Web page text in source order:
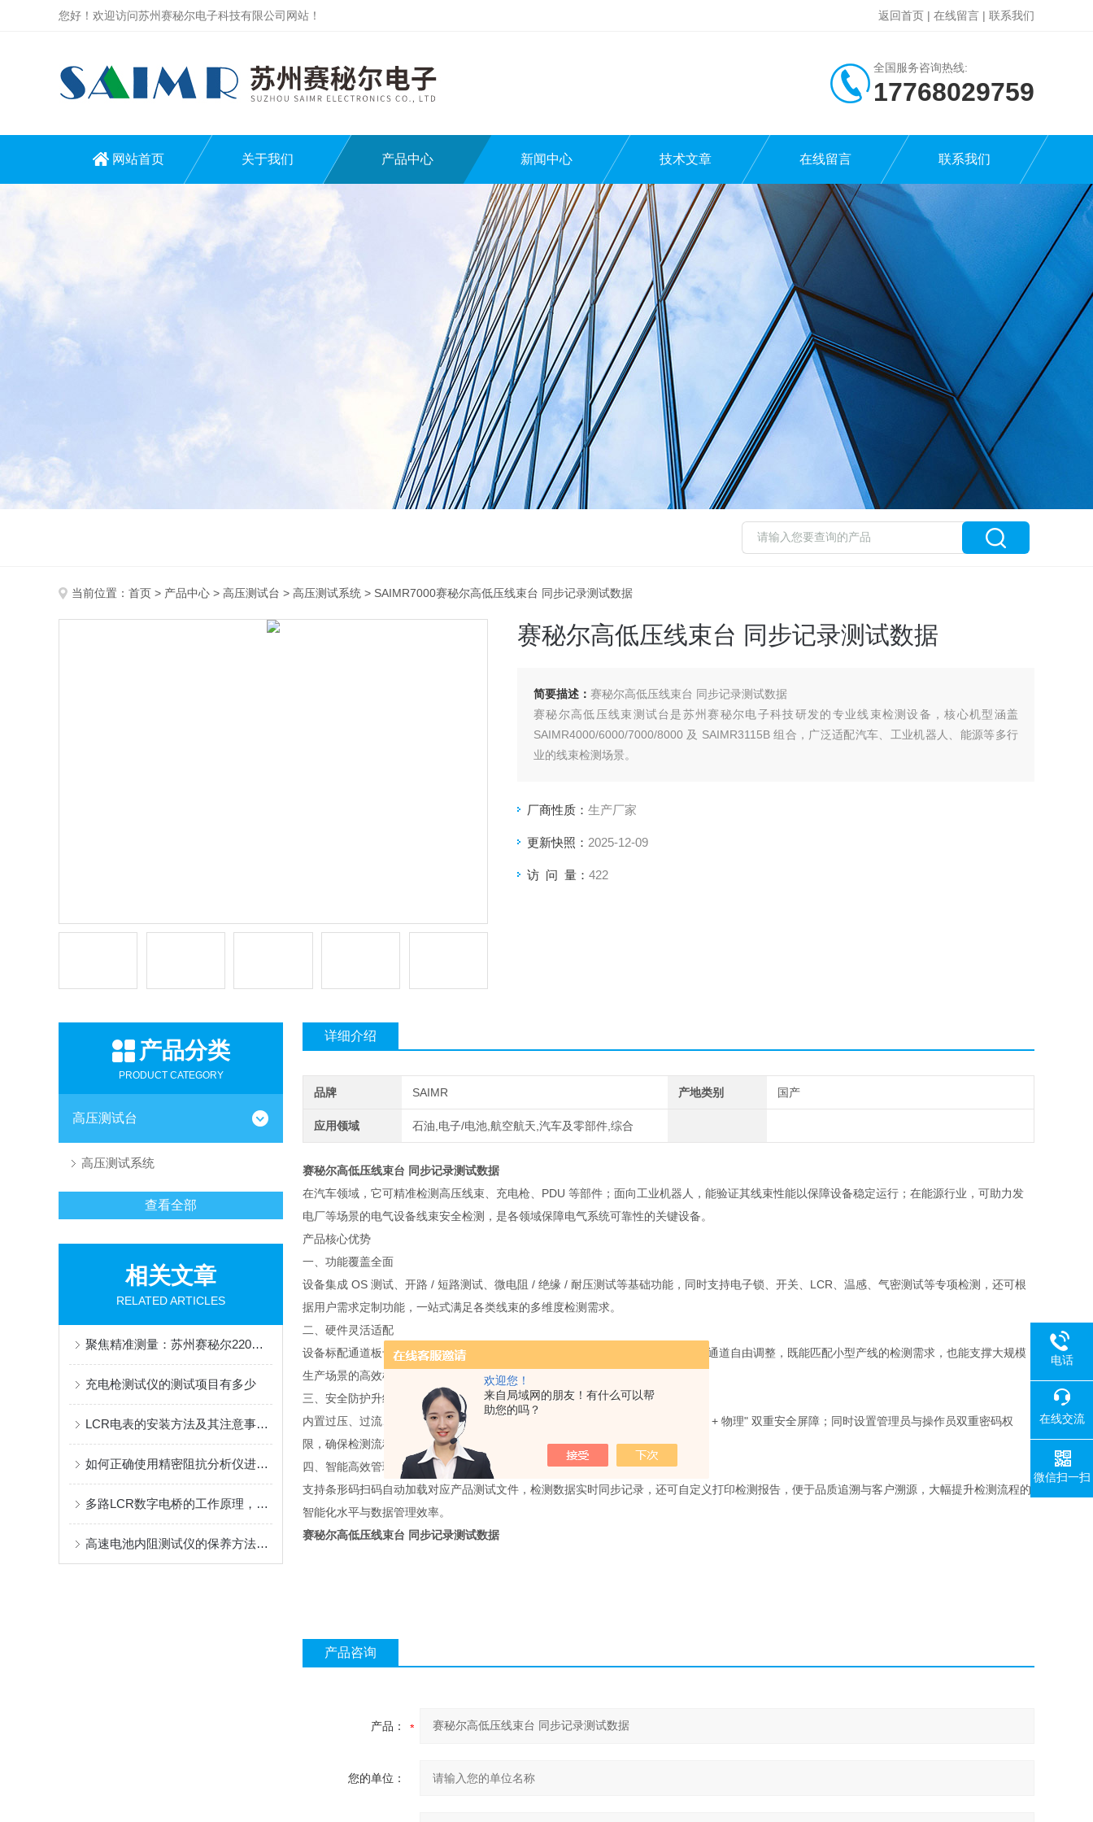
欢迎您！
来自局域网的朋友！有什么可以帮
助您的吗？
您好！欢迎访问苏州赛秘尔电子科技有限公司网站！ 返回首页 | 在线留言 | 联系我们
全国服务咨询热线:
17768029759
网站首页 关于我们 产品中心 新闻中心 技术文章 在线留言 联系我们
当前位置： 首页 > 产品中心 > 高压测试台 > 高压测试系统 > SAIMR7000赛秘尔高低压线束台 同步记录测试数据
赛秘尔高低压线束台 同步记录测试数据
简要描述： 赛秘尔高低压线束台 同步记录测试数据
赛秘尔高低压线束测试台是苏州赛秘尔电子科技研发的专业线束检测设备，核心机型涵盖
SAIMR4000/6000/7000/8000 及 SAIMR3115B 组合，广泛适配汽车、工业机器人、能源等多行
业的线束检测场景。
厂商性质： 生产厂家
更新快照： 2025-12-09
访 问 量： 422
产品分类
PRODUCT CATEGORY
高压测试台
高压测试系统
查看全部
相关文章
RELATED ARTICLES
聚焦精准测量：苏州赛秘尔220直流电阻测试仪专业解读
充电枪测试仪的测试项目有多少
LCR电表的安装方法及其注意事项介绍
如何正确使用精密阻抗分析仪进行测量？
多路LCR数字电桥的工作原理，快来看下吧
高速电池内阻测试仪的保养方法及注意事项
详细介绍
品牌 SAIMR 产地类别 国产
应用领域 石油,电子/电池,航空航天,汽车及零部件,综合
赛秘尔高低压线束台 同步记录测试数据
在汽车领域，它可精准检测高压线束、充电枪、PDU 等部件；面向工业机器人，能验证其线束性能以保障设备稳定运行；在能源行业，可助力发
电厂等场景的电气设备线束安全检测，是各领域保障电气系统可靠性的关键设备。
产品核心优势
一、功能覆盖全面
设备集成 OS 测试、开路 / 短路测试、微电阻 / 绝缘 / 耐压测试等基础功能，同时支持电子锁、开关、LCR、温感、气密测试等专项检测，还可根
据用户需求定制功能，一站式满足各类线束的多维度检测需求。
二、硬件灵活适配
设备标配通道板卡，后期可根据产能升级灵活扩展通道数量，从 16 通道到 2048 通道自由调整，既能匹配小型产线的检测需求，也能支撑大规模
生产场景的高效检测，适配不同企业的生产规模变化。
三、安全防护升级
内置过压、过流、漏电三重电子防护，搭配机身安全光栅的物理防护，形成 “电子 + 物理" 双重安全屏障；同时设置管理员与操作员双重密码权
限，确保检测流程规范可控，从设备到操作全维度保障安全。
四、智能高效管理
支持条形码扫码自动加载对应产品测试文件，检测数据实时同步记录，还可自定义打印检测报告，便于品质追溯与客户溯源，大幅提升检测流程的
智能化水平与数据管理效率。
赛秘尔高低压线束台 同步记录测试数据
产品咨询
产品：
您的单位：
电话
在线交流
微信扫一扫